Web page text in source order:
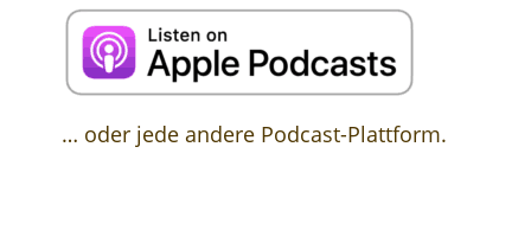
… oder jede andere Podcast-Plattform.